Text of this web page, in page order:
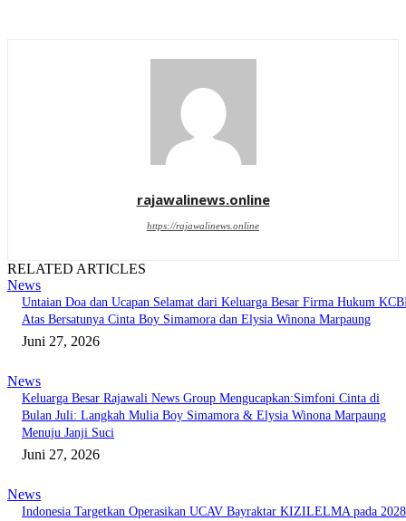
rajawalinews.online
https://rajawalinews.online
RELATED ARTICLES
News
Untaian Doa dan Ucapan Selamat dari Keluarga Besar Firma Hukum
Atas Bersatunya Cinta Boy Simamora dan Elysia Winona Marpaung
Juni 27, 2026
News
Keluarga Besar Rajawali News Group Mengucapkan:Simfoni Cinta di
Bulan Juli: Langkah Mulia Boy Simamora & Elysia Winona Marpaung
Menuju Janji Suci
Juni 27, 2026
News
Indonesia Targetkan Operasikan UCAV Bayraktar KIZILELMA pada 2028